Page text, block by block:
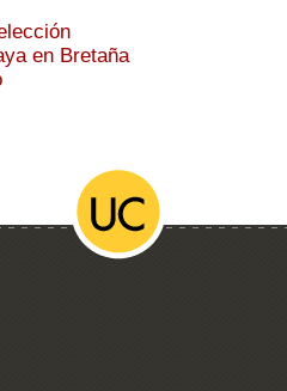
en Bretaña